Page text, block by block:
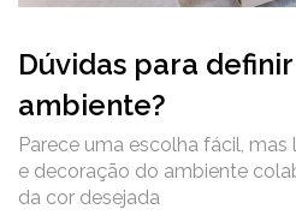
Dúvidas para
ambiente?
Parece uma escolha fácil,
e decoração do ambiente
da cor desejada